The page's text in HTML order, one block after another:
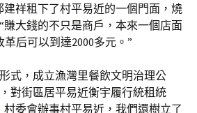
建祥租下了村平易近的一個門面，燒
賺大錢的不只是商戶，本來一個店面
后可以到達2000多元。”
式，成立漁灣里餐飲文明治理公
對街區居平易近衡宇履行統租統
委會辦事村平易近，我們還樹立了